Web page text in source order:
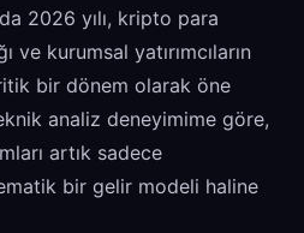
2026 yılı, kripto para
ve kurumsal yatırımcıların
bir dönem olarak öne
analiz deneyimime göre,
artık sadece
bir gelir modeli haline